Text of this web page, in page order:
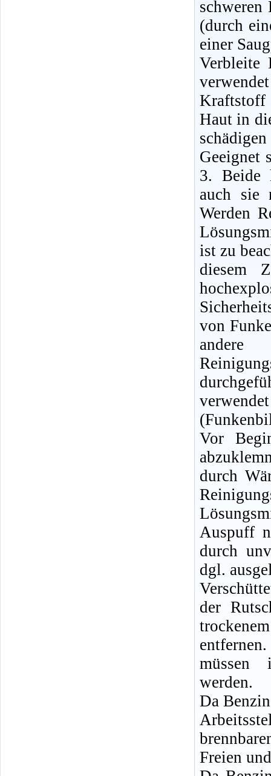
(durch
einer
Verbleite
Haut in
Geeignet
3. Beide
auch sie
Werden
ist zu
diesem
von
Vor
durch
Auspuff
durch
dgl.
der
müssen
werden.
Da
Freien